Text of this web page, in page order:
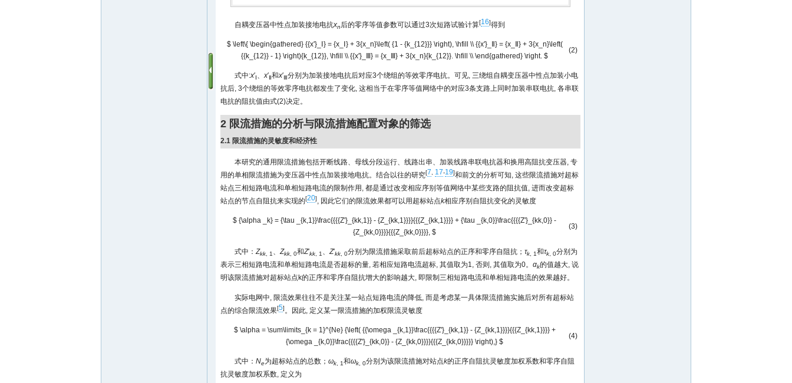
自耦变压器中性点加装接地电抗xn后的零序等值参数可以通过3次短路试验计算[16]得到
$ \left\{ \begin{gathered} {{x'}_Ⅰ} = {x_Ⅰ} + 3{x_n}\left( {1 - {k_{12}}} \right), \hfill \\ {{x'}_Ⅱ} = {x_Ⅱ} + 3{x_n}\left(
{{k_{12}} - 1} \right){k_{12}}, \hfill \\ {{x'}_Ⅲ} = {x_Ⅲ} + 3{x_n}{k_{12}}. \hfill \\ \end{gathered} \right. $
(2)
式中:x′ 、x′ 和x′ 分别为加装接地电抗后对应3个绕组的等效零序电抗。可见, 三绕组自耦变压器中性点加装小电
抗后, 3个绕组的等效零序电抗都发生了变化, 这相当于在零序等值网络中的对应3条支路上同时加装串联电抗, 各串联
电抗的阻抗值由式(2)决定。
2 限流措施的分析与限流措施配置对象的筛选
2.1 限流措施的灵敏度和经济性
本研究的通用限流措施包括开断线路、母线分段运行、线路出串、加装线路串联电抗器和换用高阻抗变压器, 专
用的单相限流措施为变压器中性点加装接地电抗。结合以往的研究[7, 17-19]和前文的分析可知, 这些限流措施对超标
站点三相短路电流和单相短路电流的限制作用, 都是通过改变相应序别等值网络中某些支路的阻抗值, 进而改变超标
站点的节点自阻抗来实现的[20], 因此它们的限流效果都可以用超标站点k相应序别自阻抗变化的灵敏度
$ {\alpha _k} = {\tau _{k,1}}\frac{{{{Z'}_{kk,1}} - {Z_{kk,1}}}}{{{Z_{kk,1}}}} + {\tau _{k,0}}\frac{{{{Z'}_{kk,0}} -
{Z_{kk,0}}}}{{{Z_{kk,0}}}}, $
(3)
式中：Zkk, 1、Zkk, 0和Z′kk, 1、Z′kk, 0分别为限流措施采取前后超标站点的正序和零序自阻抗； τk, 1和τk, 0分别为
表示三相短路电流和单相短路电流是否超标的量, 若相应短路电流超标, 其值取为1, 否则, 其值取为0。 αk的值越大, 说
明该限流措施对超标站点k的正序和零序自阻抗增大的影响越大, 即限制三相短路电流和单相短路电流的效果越好。
实际电网中, 限流效果往往不是关注某一站点短路电流的降低, 而是考虑某一具体限流措施实施后对所有超标站
点的综合限流效果[5]。因此, 定义某一限流措施的加权限流灵敏度
$ \alpha = \sum\limits_{k = 1}^{Ne} {\left( {{\omega _{k,1}}\frac{{{{Z'}_{kk,1}} - {Z_{kk,1}}}}{{{Z_{kk,1}}}} +
{\omega _{k,0}}\frac{{{{Z'}_{kk,0}} - {Z_{kk,0}}}}{{{Z_{kk,0}}}}} \right),} $
(4)
式中： Ne为超标站点的总数； ωk, 1和ωk, 0分别为该限流措施对站点k的正序自阻抗灵敏度加权系数和零序自阻
抗灵敏度加权系数, 定义为